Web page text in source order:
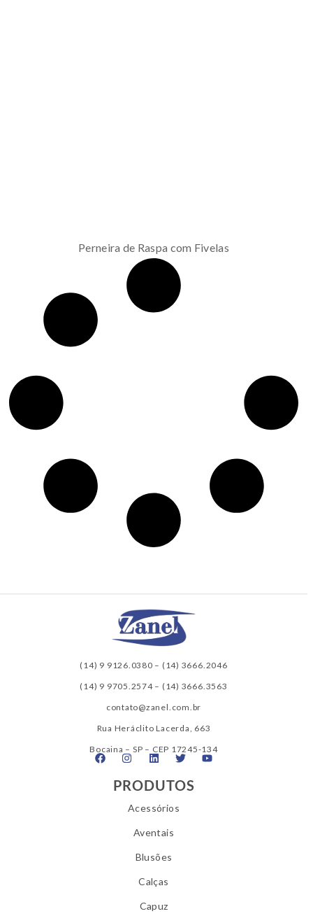
Perneira de Raspa com Fivelas
(14) 9 9126.0380 – (14) 3666.2046
(14) 9 9705.2574– (14) 3666.3563
contato@zanel.com.br
Rua Heráclito Lacerda, 663
Bocaina – SP – CEP 17245-134
PRODUTOS
Acessórios
Aventais
Blusões
Calças
Capuz